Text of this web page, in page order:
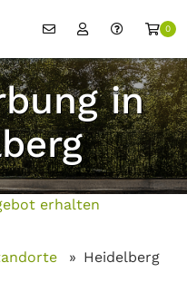
0
in
erhalten
Heidelberg